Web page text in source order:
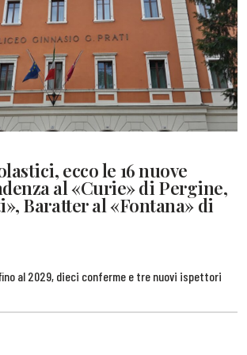
ecco le 16 nuove
al «Curie» di Pergine,
Baratter al «Fontana» di
al 2029, dieci conferme e tre nuovi ispettori